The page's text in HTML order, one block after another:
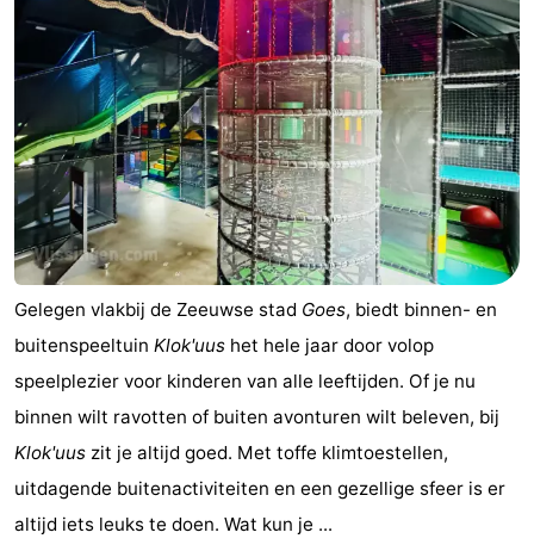
Vakantiehuizen
-
Buitenheem
-
De
Oase
-
Duinoord
-
Ginsterveld
-
Julianahoeve
-
Livingstone
-
Port
Greve
-
Port
-
Gelegen vlakbij de Zeeuwse stad Goes, biedt binnen- en
buitenspeeltuin Klok'uus het hele jaar door volop
speelplezier voor kinderen van alle leeftijden. Of je nu
binnen wilt ravotten of buiten avonturen wilt beleven, bij
Klok'uus zit je altijd goed. Met toffe klimtoestellen,
uitdagende buitenactiviteiten en een gezellige sfeer is er
altijd iets leuks te doen. Wat kun je ...